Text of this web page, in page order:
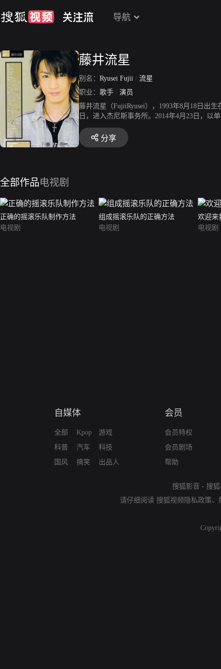
导航
藤井流星
别名： Ryusei Fujii / 流星
职业： 歌手 / 演员
藤井流星（FujiiRyusei），1993年8月18日出
日，进入杰尼斯事务所。2014年4月23日，以
分享
全部作品电视剧
正确的摇滚乐队制作方法
电视剧
组成摇滚乐队的正确方法
电视剧
欢迎来
电视剧
自媒体
全部
科普
国风
Kpop
汽车
搞笑
游戏
科技
出品人
会员
会员特权
会员剧场
帮助
搜狐影音 - 搜
请仔细阅读 搜狐视频隐私政策、